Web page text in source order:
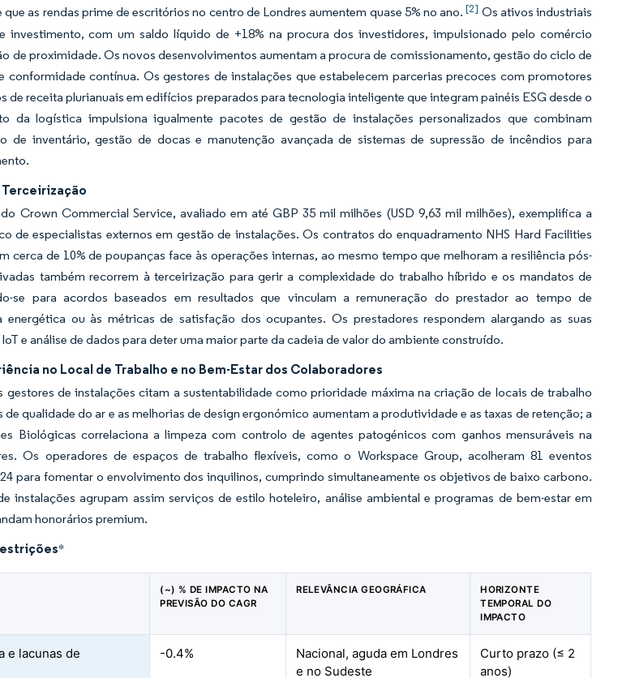
que as rendas prime de escritórios no centro de Londres aumentem quase 5% no ano.[2] Os ativos industriais
investimento, com um saldo líquido de +18% na procura dos investidores, impulsionado pelo comércio
de proximidade. Os novos desenvolvimentos aumentam a procura de comissionamento, gestão do ciclo de
conformidade contínua. Os gestores de instalações que estabelecem parcerias precoces com promotores
de receita plurianuais em edifícios preparados para tecnologia inteligente que integram painéis ESG desde o
da logística impulsiona igualmente pacotes de gestão de instalações personalizados que combinam
de inventário, gestão de docas e manutenção avançada de sistemas de supressão de incêndios para
Crown Commercial Service, avaliado em até GBP 35 mil milhões (USD 9,63 mil milhões), exemplifica a
de especialistas externos em gestão de instalações. Os contratos do enquadramento NHS Hard Facilities
cerca de 10% de poupanças face às operações internas, ao mesmo tempo que melhoram a resiliência pós-
também recorrem à terceirização para gerir a complexidade do trabalho híbrido e os mandatos de
se para acordos baseados em resultados que vinculam a remuneração do prestador ao tempo de
energética ou às métricas de satisfação dos ocupantes. Os prestadores respondem alargando as suas
e análise de dados para deter uma maior parte da cadeia de valor do ambiente construído.
no Local de Trabalho e no Bem-Estar dos Colaboradores
gestores de instalações citam a sustentabilidade como prioridade máxima na criação de locais de trabalho
de qualidade do ar e as melhorias de design ergonómico aumentam a produtividade e as taxas de retenção; a
Biológicas correlaciona a limpeza com controlo de agentes patogénicos com ganhos mensuráveis na
Os operadores de espaços de trabalho flexíveis, como o Workspace Group, acolheram 81 eventos
para fomentar o envolvimento dos inquilinos, cumprindo simultaneamente os objetivos de baixo carbono.
instalações agrupam assim serviços de estilo hoteleiro, análise ambiental e programas de bem-estar em
honorários premium.
*
(~) % DE IMPACTO NA
PREVISÃO DO CAGR
RELEVÂNCIA GEOGRÁFICA
HORIZONTE
TEMPORAL DO
IMPACTO
e lacunas de
-0.4%
Nacional, aguda em Londres
e no Sudeste
Curto prazo (≤ 2
anos)